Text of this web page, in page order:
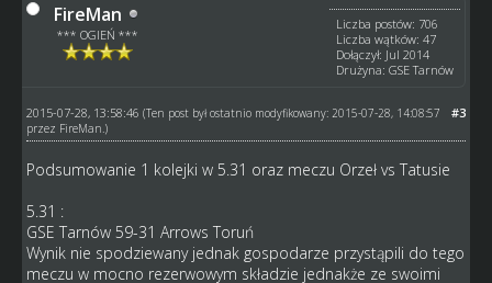
FireMan
*** OGIEŃ ***
Liczba postów: 706
Liczba wątków: 47
Dołączył: Jul 2014
Drużyna: GSE Tarnów
#3
2015-07-28, 13:58:46 (Ten post był ostatnio modyfikowany: 2015-07-28, 14:08:57
przez FireMan .)
Podsumowanie 1 kolejki w 5.31 oraz meczu Orzeł vs Tatusie
5.31 :
GSE Tarnów 59-31 Arrows Toruń
Wynik nie spodziewany jednak gospodarze przystąpili do tego
meczu w mocno rezerwowym składzie jednakże ze swoimi